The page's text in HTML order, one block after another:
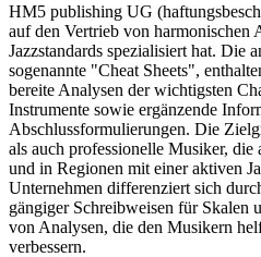
HM5 publishing UG
auf den Vertrieb von harmonischen
Jazzstandards spezialisiert hat. Die
sogenannte "Cheat Sheets",
bereite Analysen der wichtigsten
Instrumente sowie ergänzende
Abschlussformulierungen. Die
als auch professionelle Musiker, die
und in Regionen mit einer aktiven
Unternehmen differenziert sich
gängiger Schreibweisen für Skalen
von Analysen, die den Musikern
verbessern.